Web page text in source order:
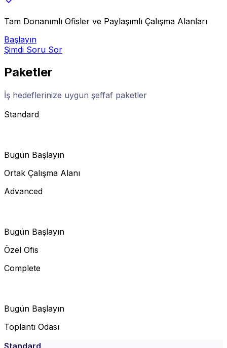
Tam Donanımlı Ofisler ve Paylaşımlı Çalışma Alanları
Başlayın
Şimdi Soru Sor
Paketler
İş hedeflerinize uygun şeffaf paketler
Standard
Bugün Başlayın
Ortak Çalışma Alanı
Advanced
Bugün Başlayın
Özel Ofis
Complete
Bugün Başlayın
Toplantı Odası